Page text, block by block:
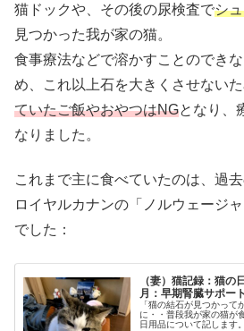
猫ドックや、その後の尿検査でシ
見つかった我が家の猫。
食事療法などで溶かすことのでき
め、これ以上石を大きくさせないた
ていたご飯やおやつはNGとなり、
なりました。
これまで主に食べていたのは、過
ロイヤルカナンの「ノルウェージ
でした：
（妻）猫記録：猫
月：早期腎臓サポー
「猫の結石が見つかっ
に・・普段我が家の猫が
日用品について記します